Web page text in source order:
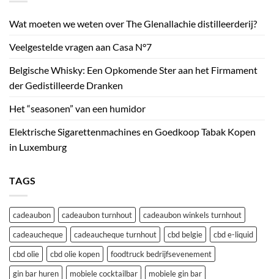
Wat moeten we weten over The Glenallachie distilleerderij?
Veelgestelde vragen aan Casa N°7
Belgische Whisky: Een Opkomende Ster aan het Firmament
der Gedistilleerde Dranken
Het “seasonen” van een humidor
Elektrische Sigarettenmachines en Goedkoop Tabak Kopen
in Luxemburg
TAGS
cadeaubon cadeaubon turnhout
cadeaubon winkels turnhout
cadeaucheque
cadeaucheque turnhout cbd belgie
cbd e-liquid
cbd olie
cbd olie kopen
foodtruck bedrijfsevenement
gin bar huren
mobiele cocktailbar mobiele gin bar